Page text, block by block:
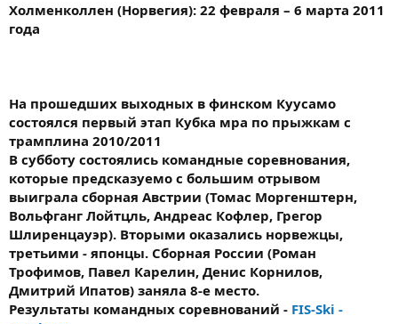
Холменколлен (Норвегия): 22 февраля – 6 марта 2011
года
На прошедших выходных в финском Куусамо
состоялся первый этап Кубка мра по прыжкам с
трамплина 2010/2011
В субботу состоялись командные соревнования,
которые предсказуемо с большим отрывом
выиграла сборная Австрии (Томас Моргенштерн,
Вольфганг Лойтцль, Андреас Кофлер, Грегор
Шлиренцауэр). Вторыми оказались норвежцы,
третьими - японцы. Сборная России (Роман
Трофимов, Павел Карелин, Денис Корнилов,
Дмитрий Ипатов) заняла 8-е место.
Результаты командных соревнований - FIS-Ski -